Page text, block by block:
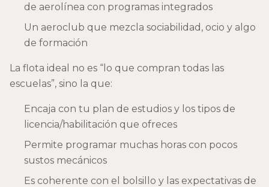
de aerolínea con programas integrados
Un aeroclub que mezcla sociabilidad, ocio y algo
de formación
La flota ideal no es “lo que compran todas las
escuelas”, sino la que:
Encaja con tu plan de estudios y los tipos de
licencia/habilitación que ofreces
Permite programar muchas horas con pocos
sustos mecánicos
Es coherente con el bolsillo y las expectativas de